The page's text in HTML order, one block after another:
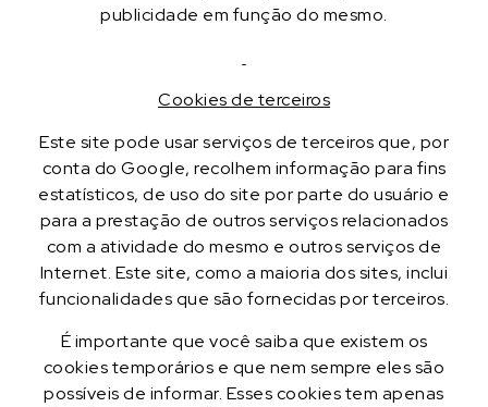
publicidade em função do mesmo.
Cookies de terceiros
Este site pode usar serviços de terceiros que, por
conta do Google, recolhem informação para fins
estatísticos, de uso do site por parte do usuário e
para a prestação de outros serviços relacionados
com a atividade do mesmo e outros serviços de
Internet. Este site, como a maioria dos sites, inclui
funcionalidades que são fornecidas por terceiros.
É importante que você saiba que existem os
cookies temporários e que nem sempre eles são
possíveis de informar. Esses cookies tem apenas